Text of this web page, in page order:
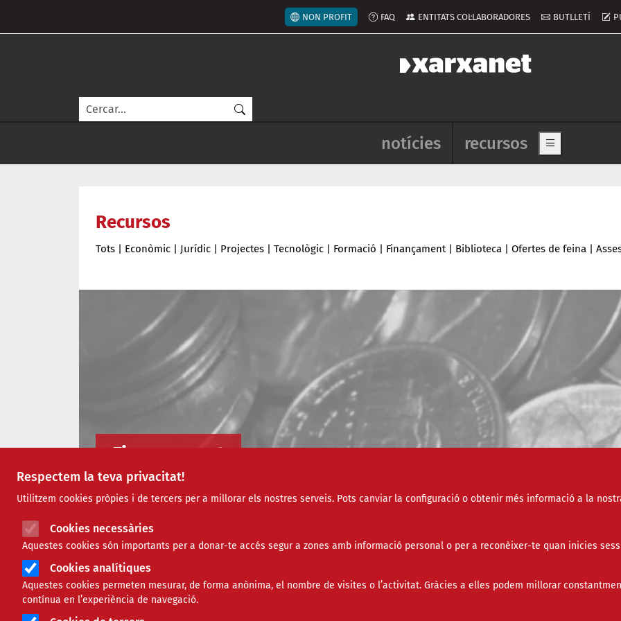
Respectem la teva privacitat!
Utilitzem cookies pròpies i de tercers per a millorar els nostres serveis. Pots canviar la configuració o obtenir més informació a la
Cookies necessàries
Aquestes cookies són importants per a donar-te accés segur a zones amb informació personal o per a reconèixer-te quan inicies
Cookies analítiques
Aquestes cookies permeten mesurar, de forma anònima, el nombre de visites o l’activitat. Gràcies a elles podem millorar
contínua en l’experiència de navegació.
Menú del compte d'usuari
NON PROFIT FAQ ENTITATS COL·LABORADORES BUTLLETÍ
Cerca
Navegació principal de
notícies recursos Show main
Recursos
Tots | Econòmic | Jurídic | Projectes | Tecnològic | Formació | Finançament | Biblioteca | Ofertes de feina |
Finançament